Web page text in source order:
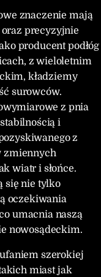
znaczenie mają
precyzyjnie
producent podłóg
z wieloletnim
kładziemy
surowców.
z pnia
i
z
zmiennych
wiatr i słońce.
się nie tylko
oczekiwania
umacnia naszą
nowosądeckim.
szerokiej
miast jak